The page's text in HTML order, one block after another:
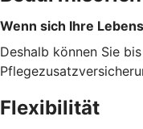
Wenn sich Ihre
Deshalb können Sie
Flexibilität